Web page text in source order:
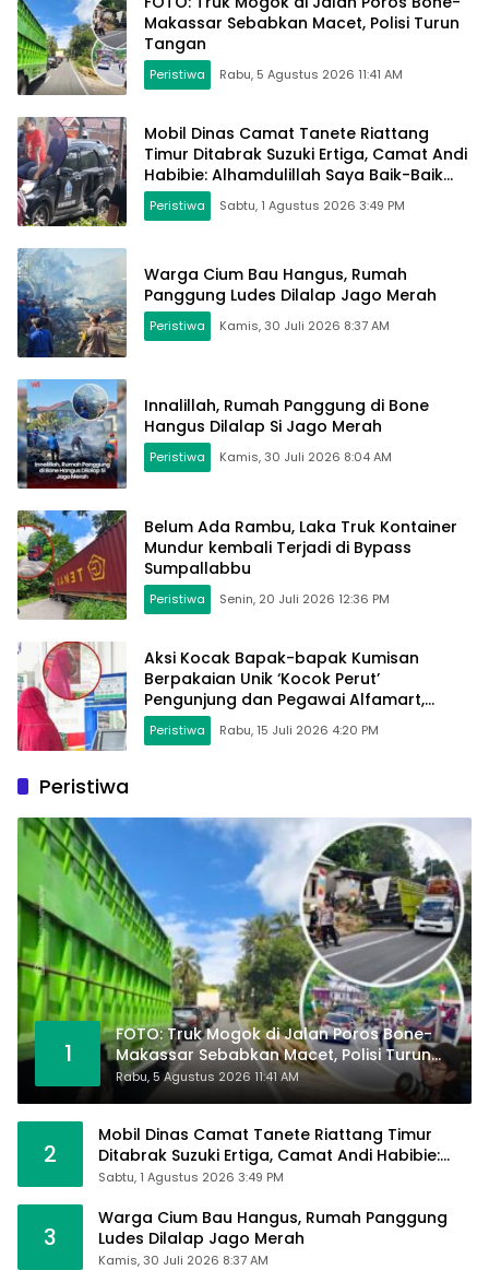
Makassar Sebabkan Macet, Polisi Turun
Tangan
Peristiwa Rabu, 5 Agustus 2026 11:41 AM
Mobil Dinas Camat Tanete Riattang
Timur Ditabrak Suzuki Ertiga, Camat Andi
Habibie: Alhamdulillah Saya Baik-Baik
Saja
Peristiwa Sabtu, 1 Agustus 2026 3:49 PM
Warga Cium Bau Hangus, Rumah
Panggung Ludes Dilalap Jago Merah
Peristiwa Kamis, 30 Juli 2026 8:37 AM
Innalillah, Rumah Panggung di Bone
Hangus Dilalap Si Jago Merah
Peristiwa Kamis, 30 Juli 2026 8:04 AM
Belum Ada Rambu, Laka Truk Kontainer
Mundur kembali Terjadi di Bypass
Sumpallabbu
Peristiwa Senin, 20 Juli 2026 12:36 PM
Aksi Kocak Bapak-bapak Kumisan
Berpakaian Unik ‘Kocok Perut’
Pengunjung dan Pegawai Alfamart,
Ngaku Aktifkan Layar Sentuh Atm
Peristiwa Rabu, 15 Juli 2026 4:20 PM
Peristiwa
1
FOTO: Truk Mogok di Jalan Poros Bone-
Makassar Sebabkan Macet, Polisi Turun
Tangan
Rabu, 5 Agustus 2026 11:41 AM
2
Mobil Dinas Camat Tanete Riattang Timur
Ditabrak Suzuki Ertiga, Camat Andi Habibie:
Alhamdulillah Saya Baik-Baik Saja
Sabtu, 1 Agustus 2026 3:49 PM
3
Warga Cium Bau Hangus, Rumah Panggung
Ludes Dilalap Jago Merah
Kamis, 30 Juli 2026 8:37 AM